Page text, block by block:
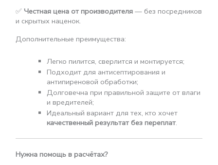
✅Честная цена от производителя — без посредников
и скрытых наценок.
Дополнительные преимущества:
Легко пилится, сверлится и монтируется;
Подходит для антисептирования и
антипиреновой обработки;
Долговечна при правильной защите от влаги
и вредителей;
Идеальный вариант для тех, кто хочет
качественный результат без переплат.
Нужна помощь в расчётах?